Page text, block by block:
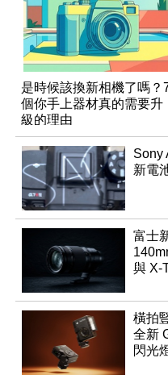
是時候該換新相機了嗎？
個你手上器材真的需要升
級的理由
Sony
新電
富士
與 X-
橫拍
全新
閃光